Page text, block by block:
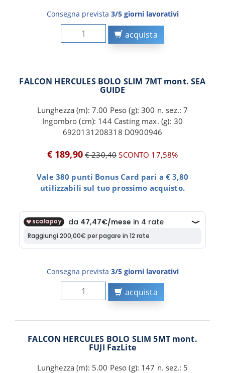
Consegna prevista 3/5 giorni lavorativi
acquista
FALCON HERCULES BOLO SLIM 7MT mont. SEA
GUIDE
Lunghezza (m): 7.00 Peso (g): 300 n. sez.: 7
Ingombro (cm): 144 Casting max. (g): 30
6920131208318 D0900946
€ 189,90 € 230,40SCONTO 17,58%
Vale 380 punti Bonus Card pari a € 3,80
utilizzabili sul tuo prossimo acquisto.
Consegna prevista 3/5 giorni lavorativi
acquista
FALCON HERCULES BOLO SLIM 5MT mont.
FUJI FazLite
Lunghezza (m): 5.00 Peso (g): 147 n. sez.: 5